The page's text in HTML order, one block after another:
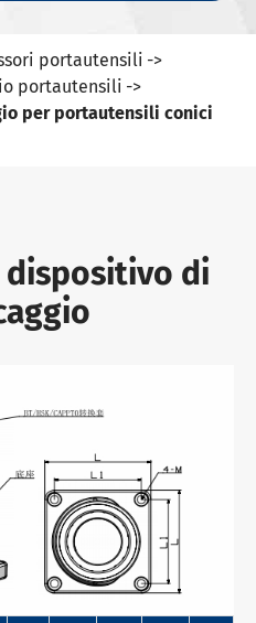
portautensili
portautensili
per portautensili conici
dispositivo di